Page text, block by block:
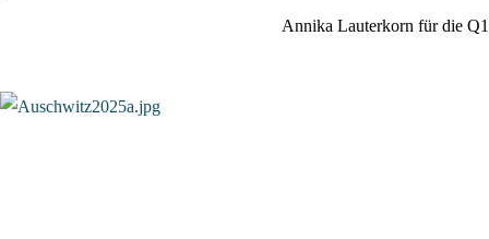
Annika Lauterkorn für die Q1